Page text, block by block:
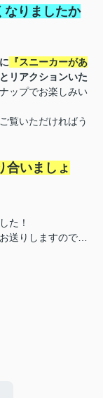
なりましたか
『スニーカーがあ
とリアクションいた
ップでお楽しみい
覧いただければう
合いましょ
た！
送りしますので…